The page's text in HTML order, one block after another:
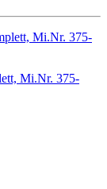
Mi.Nr. 375-